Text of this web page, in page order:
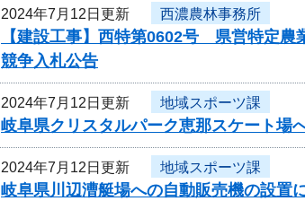
2024年7月12日更新 西濃農林事務所
【建設工事】西特第0602号 県営特定
競争入札公告
2024年7月12日更新 地域スポーツ課
岐阜県クリスタルパーク恵那スケート場
2024年7月12日更新 地域スポーツ課
岐阜県川辺漕艇場への自動販売機の設置